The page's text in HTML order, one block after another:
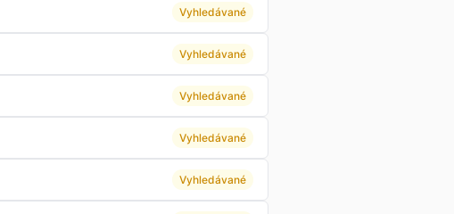
Vyhledávané
Vyhledávané
Vyhledávané
Vyhledávané
Vyhledávané